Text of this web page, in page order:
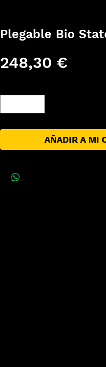
Plegable Bio
248,30 €Precio
AÑADIR A MI